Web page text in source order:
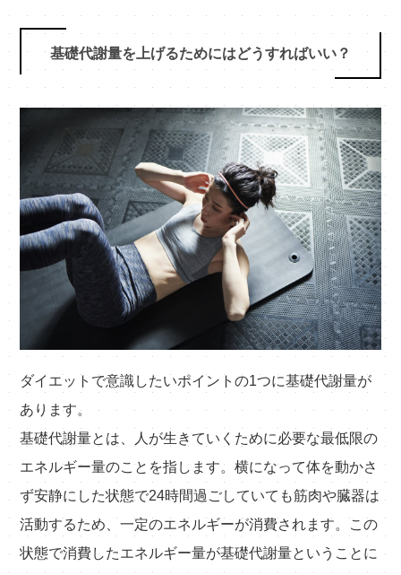
基礎代謝量を上げるためにはどうすればいい？
ダイエットで意識したいポイントの1つに基礎代謝量が
あります。
基礎代謝量とは、人が生きていくために必要な最低限の
エネルギー量のことを指します。横になって体を動かさ
ず安静にした状態で24時間過ごしていても筋肉や臓器は
活動するため、一定のエネルギーが消費されます。この
状態で消費したエネルギー量が基礎代謝量ということに